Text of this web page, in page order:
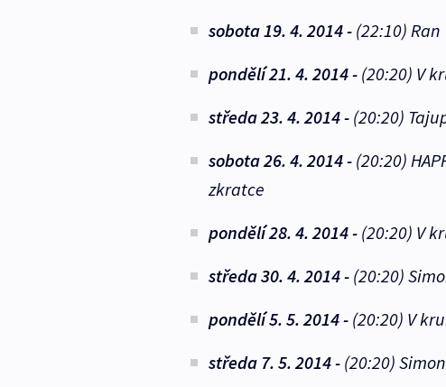
sobota 19. 4. 2014 - (22:10) Ran
pondělí 21. 4. 2014 - (20:20) V
středa 23. 4. 2014 - (20:20)
sobota 26. 4. 2014 - (20:20)
zkratce
pondělí 28. 4. 2014 - (20:20) V
středa 30. 4. 2014 -(20:20)
pondělí 5. 5. 2014 - (20:20) V
středa 7. 5. 2014 - (20:20)